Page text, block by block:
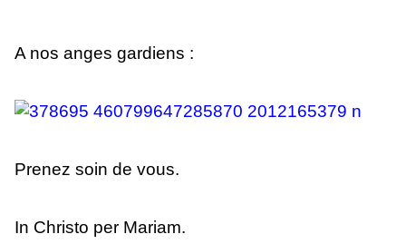
A nos anges gardiens :
Prenez soin de vous.
In Christo per Mariam.